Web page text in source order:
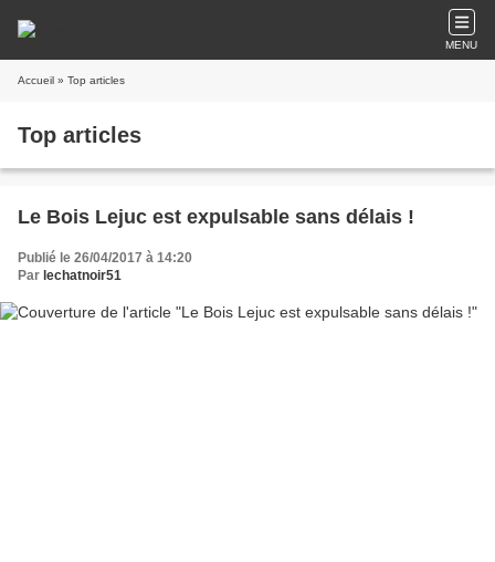
MENU
Accueil » Top articles
Top articles
Le Bois Lejuc est expulsable sans délais !
Publié le 26/04/2017 à 14:20
Par lechatnoir51